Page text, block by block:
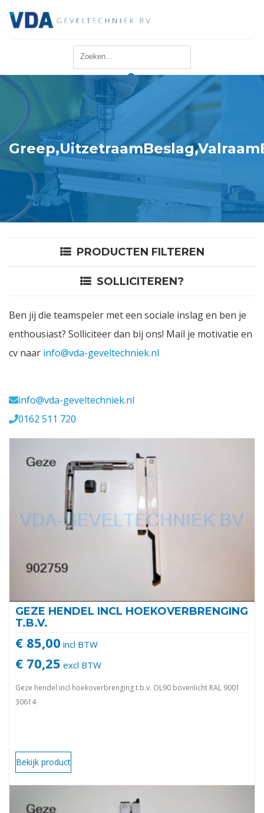
Reparatie
Onderhoud
Merken
Producten
Offerte
Login
Vacatures
PRODUCTEN FILTEREN
SOLLICITEREN?
Ben jij die teamspeler met een sociale inslag en ben je
enthousiast? Solliciteer dan bij ons! Mail je motivatie en
cv naar info@vda-geveltechniek.nl
info@vda-geveltechniek.nl
0162 511 720
GEZE HENDEL INCL HOEKOVERBRENGING
T.B.V.
€ 85,00 incl BTW
€ 70,25 excl BTW
Geze hendel incl hoekoverbrenging t.b.v. OL90 bovenlicht RAL 9001
30614
Bekijk product